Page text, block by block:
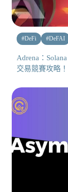
#DeFi #DeFAI
Adrena：
交易競賽攻略！